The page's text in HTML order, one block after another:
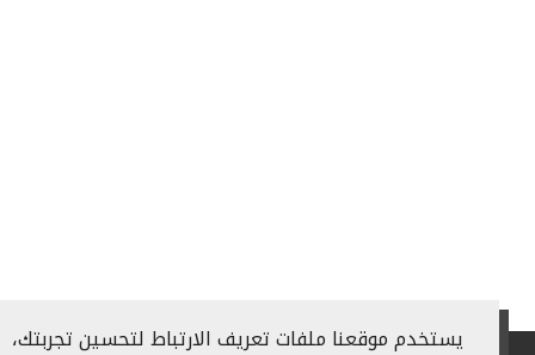
يستخدم موقعنا ملفات تعريف الارتباط لتحسين تجربتك،